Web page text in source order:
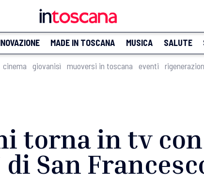
MADE IN TOSCANA MUSICA SALUTE
cinema giovanisì muoversi in toscana eventi
torna in tv
San